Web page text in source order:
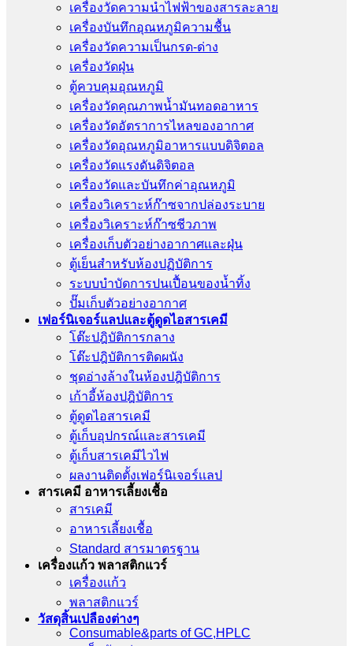
เครื่องวัดความนําไฟฟ้าของสารละลาย
เครื่องบันทึกอุณหภูมิความชื้น
เครื่องวัดความเป็นกรด-ด่าง
เครื่องวัดฝุ่น
ตู้ควบคุมอุณหภูมิ
เครื่องวัดคุณภาพน้ำมันทอดอาหาร
เครื่องวัดอัตราการไหลของอากาศ
เครื่องวัดอุณหภูมิอาหารแบบดิจิตอล
เครื่องวัดแรงดันดิจิตอล
เครื่องวัดและบันทึกค่าอุณหภูมิ
เครื่องวิเคราะห์ก๊าซจากปล่องระบาย
เครื่องวิเคราะห์ก๊าซชีวภาพ
เครื่องเก็บตัวอย่างอากาศเเละฝุ่น
ตู้เย็นสำหรับห้องปฏิบัติการ
ระบบบำบัดการปนเปื้อนของน้ำทิ้ง
ปั๊มเก็บตัวอย่างอากาศ
เฟอร์นิเจอร์แลปและตู้ดูดไอสารเคมี
โต๊ะปฎิบัติการกลาง
โต๊ะปฎิบัติการติดผนัง
ชุดอ่างล้างในห้องปฎิบัติการ
เก้าอี้ห้องปฎิบัติการ
ตู้ดูดไอสารเคมี
ตู้เก็บอุปกรณ์เเละสารเคมี
ตู้เก็บสารเคมีไวไฟ
ผลงานติดตั้งเฟอร์นิเจอร์เเลป
สารเคมี อาหารเลี้ยงเชื้อ
สารเคมี
อาหารเลี้ยงเชื้อ
Standard สารมาตรฐาน
เครื่องเเก้ว พลาสติกแวร์
เครื่องเเก้ว
พลาสติกแวร์
วัสดุสิ้นเปลืองต่างๆ
Consumable&parts of GC,HPLC